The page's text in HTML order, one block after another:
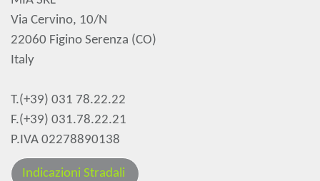
Via Cervino, 10/N
22060 Figino Serenza (CO)
Italy
T.(+39) 031 78.22.22
F.(+39) 031.78.22.21
P.IVA 02278890138
Indicazioni Stradali